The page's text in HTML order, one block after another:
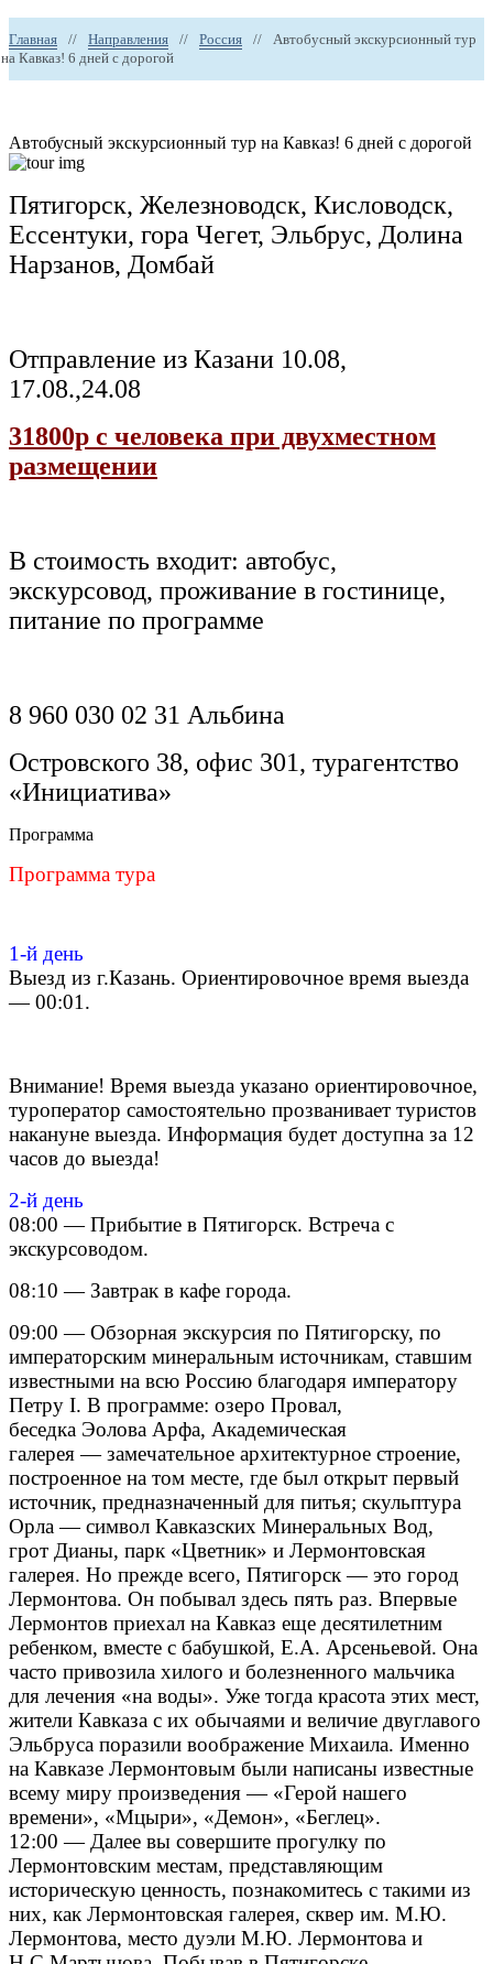
Главная // Направления // Россия //
Автобусный экскурсионный тур
на Кавказ! 6 дней с дорогой
Автобусный экскурсионный тур на Кавказ! 6 дней с дорогой
Пятигорск, Железноводск, Кисловодск,
Ессентуки, гора Чегет, Эльбрус, Долина
Нарзанов, Домбай
Отправление из Казани 10.08,
17.08.,24.08
31800р с человека при двухместном
размещении
В стоимость входит: автобус,
экскурсовод, проживание в гостинице,
питание по программе
8 960 030 02 31 Альбина
Островского 38, офис 301, турагентство
«Инициатива»
Программа
Программа тура
1-й день
Выезд из г.Казань. Ориентировочное время выезда
— 00:01.
Внимание! Время выезда указано ориентировочное,
туроператор самостоятельно прозванивает туристов
накануне выезда. Информация будет доступна за 12
часов до выезда!
2-й день
08:00 — Прибытие в Пятигорск. Встреча с
экскурсоводом.
08:10 — Завтрак в кафе города.
09:00 — Обзорная экскурсия по Пятигорску, по
императорским минеральным источникам, ставшим
известными на всю Россию благодаря императору
Петру I. В программе: озеро Провал,
беседка Эолова Арфа, Академическая
галерея — замечательное архитектурное строение,
построенное на том месте, где был открыт первый
источник, предназначенный для питья; скульптура
Орла — символ Кавказских Минеральных Вод,
грот Дианы, парк «Цветник» и Лермонтовская
галерея. Но прежде всего, Пятигорск — это город
Лермонтова. Он побывал здесь пять раз. Впервые
Лермонтов приехал на Кавказ еще десятилетним
ребенком, вместе с бабушкой, Е.А. Арсеньевой. Она
часто привозила хилого и болезненного мальчика
для лечения «на воды». Уже тогда красота этих мест,
жители Кавказа с их обычаями и величие двуглавого
Эльбруса поразили воображение Михаила. Именно
на Кавказе Лермонтовым были написаны известные
всему миру произведения — «Герой нашего
времени», «Мцыри», «Демон», «Беглец».
12:00 — Далее вы совершите прогулку по
Лермонтовским местам, представляющим
историческую ценность, познакомитесь с такими из
них, как Лермонтовская галерея, сквер им. М.Ю.
Лермонтова, место дуэли М.Ю. Лермонтова и